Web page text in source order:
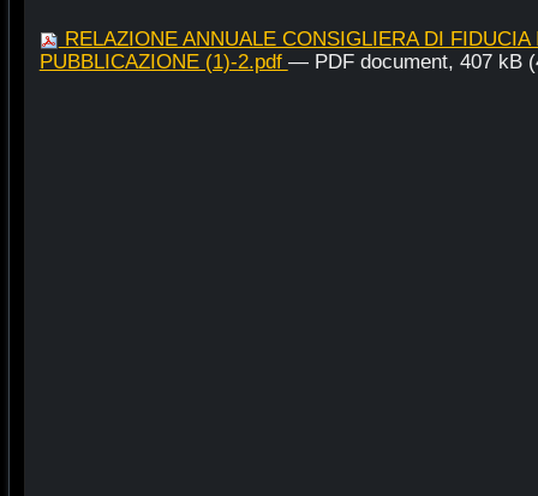
RELAZIONE ANNUALE CONSIGLIERA DI
PUBBLICAZIONE (1)-2.pdf — PDF document, 407 kB